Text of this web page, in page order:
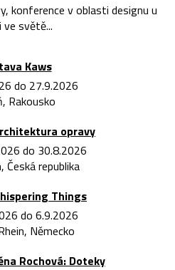
konference v oblasti designu u
ve světě...
Kaws
do 27.9.2026
Rakousko
opravy
do 30.8.2026
Česká republika
Things
do 6.9.2026
Německo
Rochová: Doteky